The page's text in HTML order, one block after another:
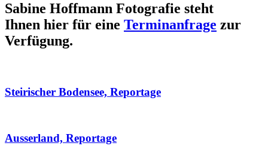
Sabine Hoffmann Fotografie steht
Ihnen hier für eine Terminanfrage zur
Verfügung.
Steirischer Bodensee, Reportage
Ausserland, Reportage